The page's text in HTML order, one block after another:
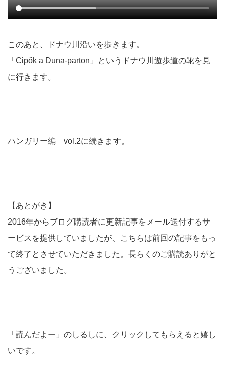
このあと、ドナウ川沿いを歩きます。
「Cipők a Duna-parton」というドナウ川遊歩道の靴を見
に行きます。
ハンガリー編 vol.2に続きます。
【あとがき】
2016年からブログ購読者に更新記事をメール送付するサ
ービスを提供していましたが、こちらは前回の記事をもっ
て終了とさせていただきました。長らくのご購読ありがと
うございました。
「読んだよー」のしるしに、クリックしてもらえると嬉し
いです。